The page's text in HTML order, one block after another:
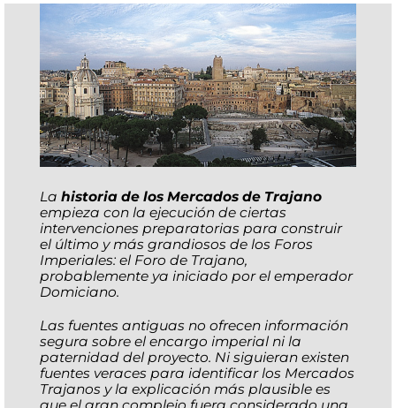
La historia de los Mercados de Trajano
empieza con la ejecución de ciertas
intervenciones preparatorias para construir
el último y más grandiosos de los Foros
Imperiales: el Foro de Trajano,
probablemente ya iniciado por el emperador
Domiciano.
Las fuentes antiguas no ofrecen información
segura sobre el encargo imperial ni la
paternidad del proyecto. Ni siguieran existen
fuentes veraces para identificar los Mercados
Trajanos y la explicación más plausible es